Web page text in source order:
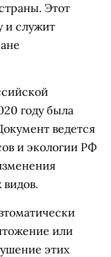
Этот
и служит
году была
ведется
и экологии РФ
или
этих